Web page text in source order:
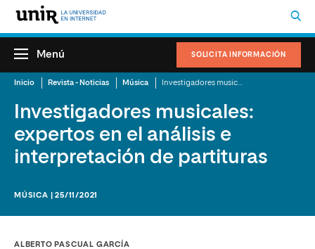
SOLICITA INFORMACIÓN
Menú
Inicio Revista - Noticias Música
Investigadores musicales:
expertos en el análisis e
interpretación de partituras
MÚSICA | 25/11/2021
ALBERTO PASCUAL GARCÍA